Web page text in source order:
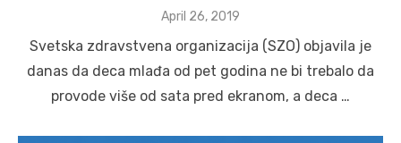
Posted
April 26, 2019
Svetska zdravstvena organizacija (SZO) objavila je
danas da deca mlađa od pet godina ne bi trebalo da
provode više od sata pred ekranom, a deca …